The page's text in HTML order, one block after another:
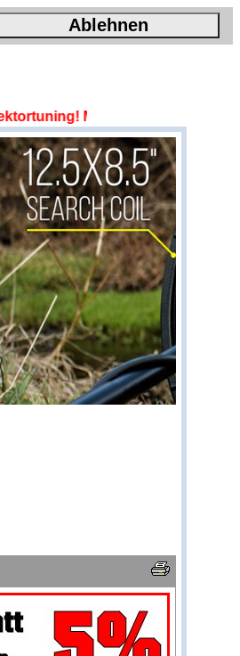
Ablehnen
Mehr Tiefe, mehr Fläche,